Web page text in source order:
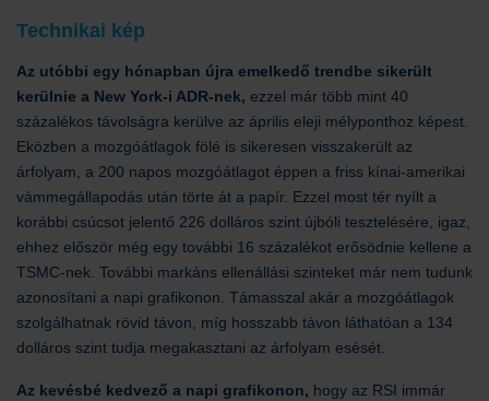
Technikai kép
Az utóbbi egy hónapban újra emelkedő trendbe sikerült
kerülnie a New York-i ADR-nek, ezzel már több mint 40
százalékos távolságra kerülve az április eleji mélyponthoz képest.
Eközben a mozgóátlagok fölé is sikeresen visszakerült az
árfolyam, a 200 napos mozgóátlagot éppen a friss kínai-amerikai
vámmegállapodás után törte át a papír. Ezzel most tér nyílt a
korábbi csúcsot jelentő 226 dolláros szint újbóli tesztelésére, igaz,
ehhez először még egy további 16 százalékot erősödnie kellene a
TSMC-nek. További markáns ellenállási szinteket már nem tudunk
azonosítani a napi grafikonon. Támasszal akár a mozgóátlagok
szolgálhatnak rövid távon, míg hosszabb távon láthatóan a 134
dolláros szint tudja megakasztani az árfolyam esését.
Az kevésbé kedvező a napi grafikonon, hogy az RSI immár